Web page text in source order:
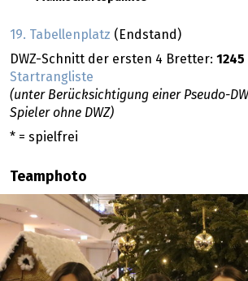
19. Tabellenplatz (Endstand)
DWZ-Schnitt der ersten 4 Bretter: 1245
Startrangliste
(unter Berücksichtigung einer Pseudo-
Spieler ohne DWZ)
* = spielfrei
Teamphoto